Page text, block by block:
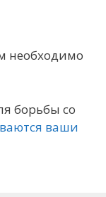
необходимо
борьбы со
ваши